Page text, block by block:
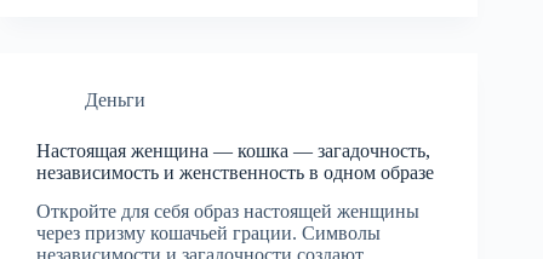
Деньги
Настоящая женщина — кошка — загадочность,
независимость и женственность в одном образе
Откройте для себя образ настоящей женщины
через призму кошачьей грации. Символы